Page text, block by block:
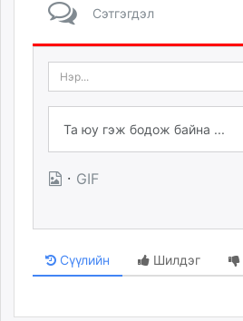
Сэтгэгдэл
· GIF
Сүүлийн Шилдэг